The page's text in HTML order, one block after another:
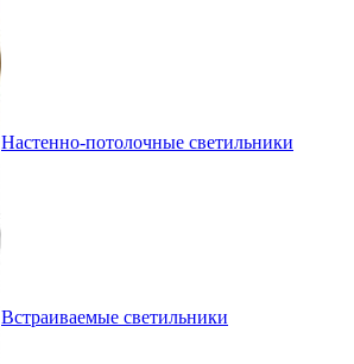
Настенно-потолочные светильники
Встраиваемые светильники